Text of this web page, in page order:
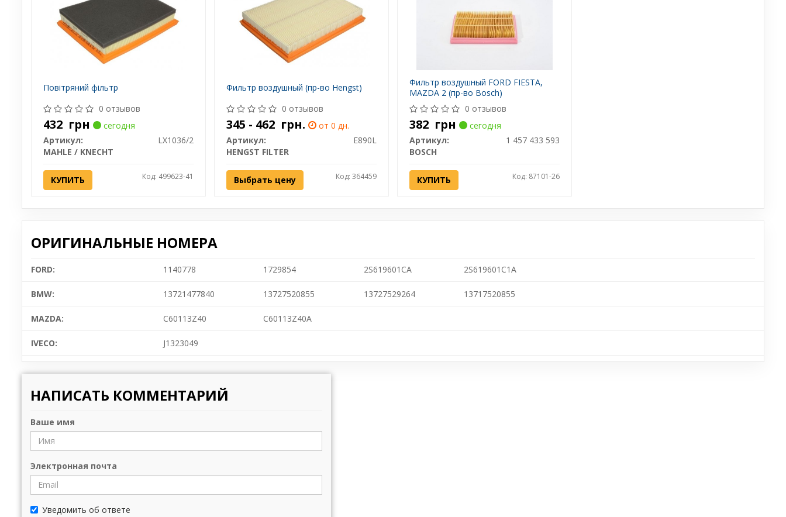
Повітряний фільтр
0 отзывов
432 грн
сегодня
Артикул:
LX1036/2
MAHLE / KNECHT
КУПИТЬ Код: 499623-41
Фильтр воздушный (пр-во Hengst)
0 отзывов
345 - 462 грн.
от 0 дн.
Артикул:
E890L
HENGST FILTER
Выбрать цену Код: 364459
Фильтр воздушный FORD FIESTA,
MAZDA 2 (пр-во Bosch)
0 отзывов
382 грн
сегодня
Артикул:
1 457 433 593
BOSCH
КУПИТЬ Код: 87101-26
ОРИГИНАЛЬНЫЕ НОМЕРА
FORD: 1140778 1729854 2S619601CA 2S619601C1A
BMW: 13721477840 13727520855 13727529264 13717520855
MAZDA: C60113Z40 C60113Z40A
IVECO: J1323049
НАПИСАТЬ КОММЕНТАРИЙ
Ваше имя
Электронная почта
Уведомить об ответе